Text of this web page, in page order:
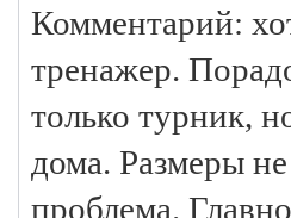
Комментарий:
тренажер.
только турник,
дома. Размеры
проблема.